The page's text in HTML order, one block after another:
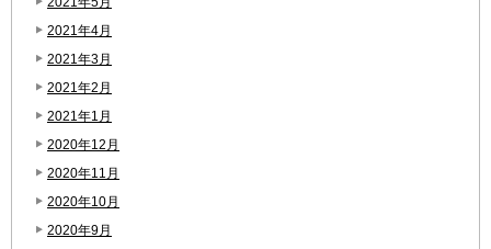
2021年4月
2021年3月
2021年2月
2021年1月
2020年12月
2020年11月
2020年10月
2020年9月